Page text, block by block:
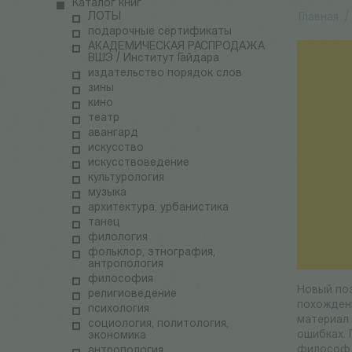
Каталог книг
ЛОТЫ
подарочные сертификаты
АКАДЕМИЧЕСКАЯ РАСПРОДАЖА
ВШЭ / Институт Гайдара
издательство порядок слов
зины
кино
театр
авангард
искусство
искусствоведение
культурология
музыка
архитектура, урбанистика
танец
филология
фольклор, этнография,
антропология
философия
религиоведение
психология
социология, политология,
экономика
Новый
материал
ошибках.